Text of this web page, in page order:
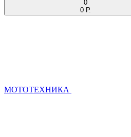
0
0 Р.
МОТОТЕХНИКА